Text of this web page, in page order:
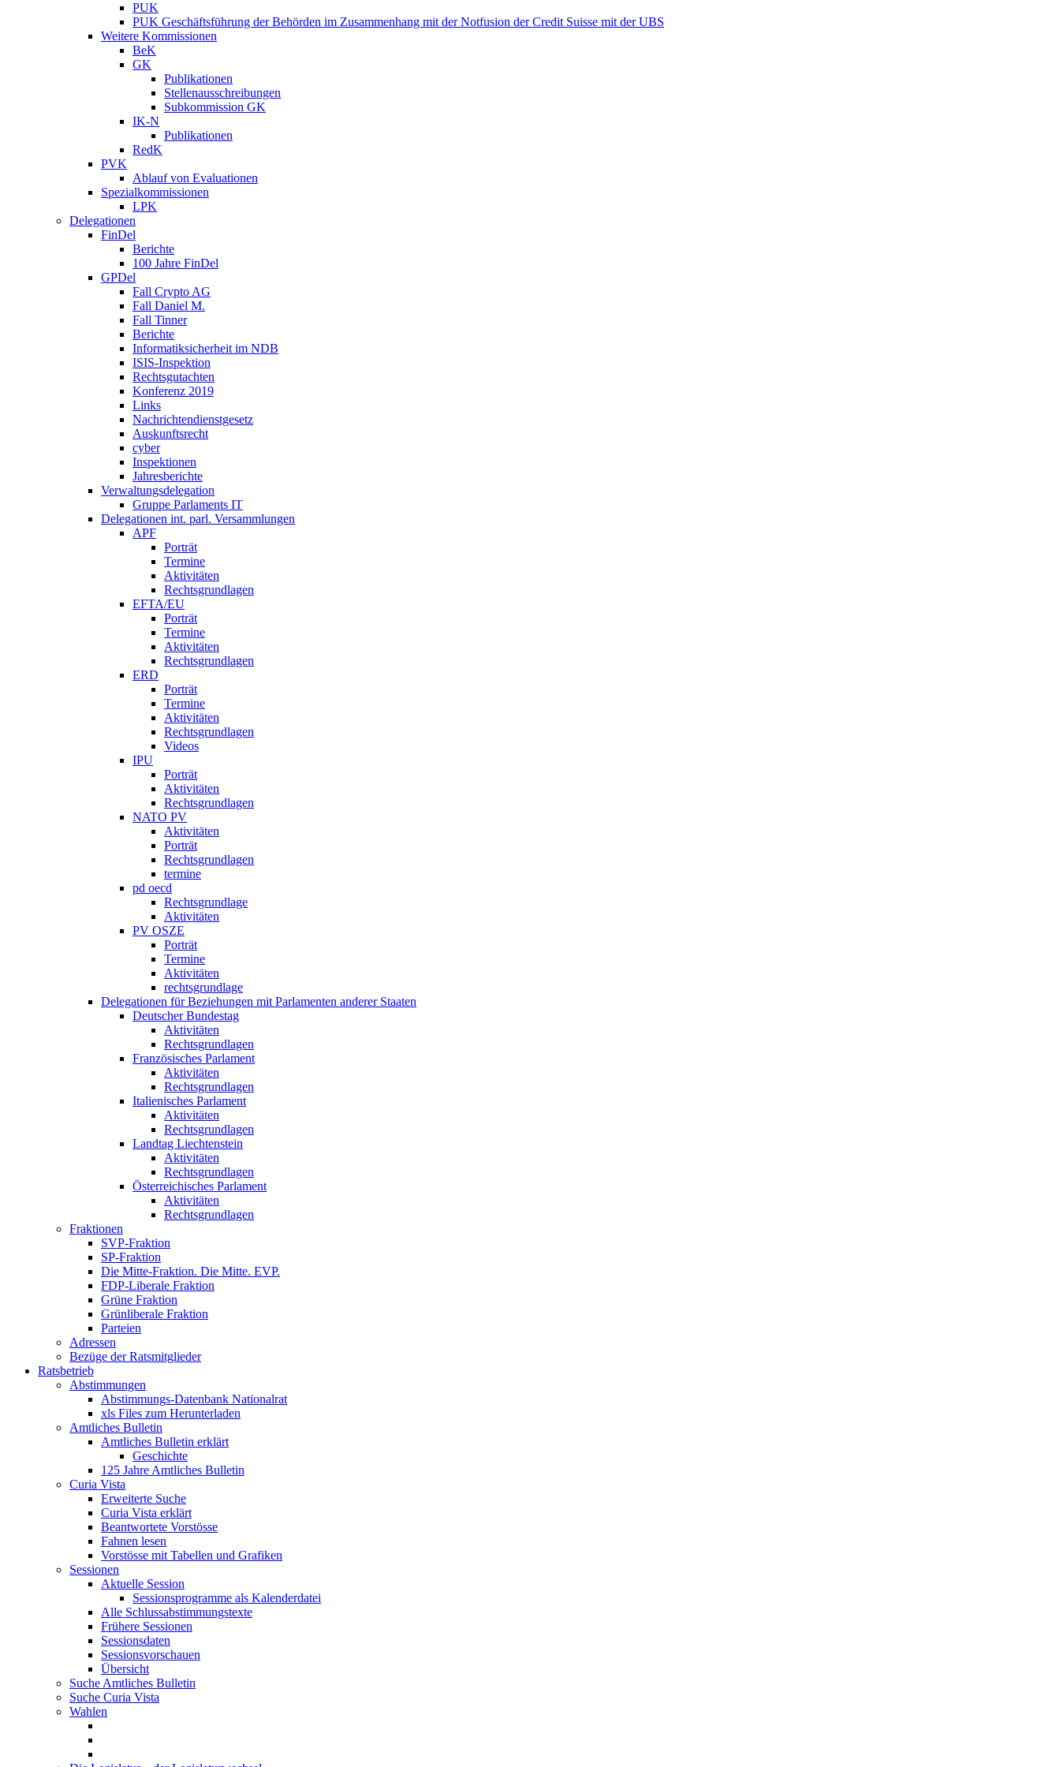
PUK
PUK Geschäftsführung der Behörden im Zusammenhang mit der Notfusion der Credit Suisse mit der UBS
Weitere Kommissionen
BeK
GK
Publikationen
Stellenausschreibungen
Subkommission GK
IK-N
Publikationen
RedK
PVK
Ablauf von Evaluationen
Spezialkommissionen
LPK
Delegationen
FinDel
Berichte
100 Jahre FinDel
GPDel
Fall Crypto AG
Fall Daniel M.
Fall Tinner
Berichte
Informatiksicherheit ­im NDB
ISIS-Inspektion
Rechtsgutachten
Konferenz 2019
Links
Nachrichtendienstgesetz
Auskunftsrecht
cyber
Inspektionen
Jahresberichte
Verwaltungsdelegation
Gruppe Parlaments IT
Delegationen int. parl. Versammlungen
APF
Porträt
Termine
Aktivitäten
Rechtsgrundlagen
EFTA/EU
Porträt
Termine
Aktivitäten
Rechtsgrundlagen
ERD
Porträt
Termine
Aktivitäten
Rechtsgrundlagen
Videos
IPU
Porträt
Aktivitäten
Rechtsgrundlagen
NATO PV
Aktivitäten
Porträt
Rechtsgrundlagen
termine
pd oecd
Rechtsgrundlage
Aktivitäten
PV OSZE
Porträt
Termine
Aktivitäten
rechtsgrundlage
Delegationen für Beziehungen mit Parlamenten anderer Staaten
Deutscher Bundestag
Aktivitäten
Rechtsgrundlagen
Französisches Parlament
Aktivitäten
Rechtsgrundlagen
Italienisches Parlament
Aktivitäten
Rechtsgrundlagen
Landtag Liechtenstein
Aktivitäten
Rechtsgrundlagen
Österreichisches Parlament
Aktivitäten
Rechtsgrundlagen
Fraktionen
SVP-Fraktion
SP-Fraktion
Die Mitte-Fraktion. Die Mitte. EVP.
FDP-Liberale Fraktion
Grüne Fraktion
Grünliberale Fraktion
Parteien
Adressen
Bezüge der Ratsmitglieder
Ratsbetrieb
Abstimmungen
Abstimmungs-Datenbank Nationalrat
xls Files zum Herunterladen
Amtliches Bulletin
Amtliches Bulletin erklärt
Geschichte
125 Jahre Amtliches Bulletin
Curia Vista
Erweiterte Suche
Curia Vista erklärt
Beantwortete Vorstösse
Fahnen lesen
Vorstösse mit Tabellen und Grafiken
Sessionen
Aktuelle Session
Sessionsprogramme als Kalenderdatei
Alle Schlussabstimmungstexte
Frühere Sessionen
Sessionsdaten
Sessionsvorschauen
Übersicht
Suche Amtliches Bulletin
Suche Curia Vista
Wahlen